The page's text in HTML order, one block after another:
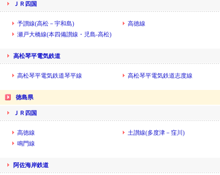
ＪＲ四国
予讃線(高松－宇和島)
高徳線
瀬戸大橋線(本四備讃線・児島-高松)
高松琴平電気鉄道
高松琴平電気鉄道琴平線 高松琴平電気鉄道志度線
徳島県
ＪＲ四国
高徳線
土讃線(多度津－窪川)
鳴門線
阿佐海岸鉄道